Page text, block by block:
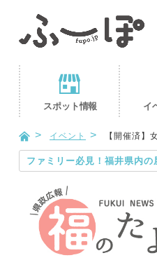
スポット情報 イ
イベント 【開催済】
ファミリー必見！福井県内